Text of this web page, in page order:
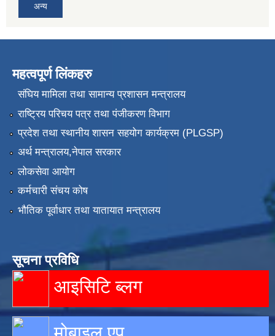
अन्य
महत्वपूर्ण लिंकहरु
संघिय मामिला तथा सामान्य प्रशासन मन्त्रालय
राष्ट्रिय परिचय पत्र तथा पंजीकरण विभाग
प्रदेश तथा स्थानीय शासन सहयोग कार्यक्रम (PLGSP)
अर्थ मन्त्रालय,नेपाल सरकार
लोकसेवा आयोग
कर्मचारी संचय कोष
भौतिक पूर्वाधार तथा यातायात मन्त्रालय
सूचना प्रविधि
आइसिटि ब्लग